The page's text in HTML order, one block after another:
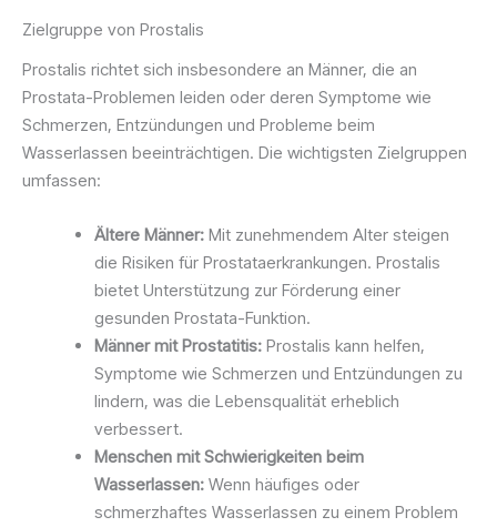
Zielgruppe von Prostalis
Prostalis richtet sich insbesondere an Männer, die an
Prostata-Problemen leiden oder deren Symptome wie
Schmerzen, Entzündungen und Probleme beim
Wasserlassen beeinträchtigen. Die wichtigsten Zielgruppen
umfassen:
Ältere Männer: Mit zunehmendem Alter steigen
die Risiken für Prostataerkrankungen. Prostalis
bietet Unterstützung zur Förderung einer
gesunden Prostata-Funktion.
Männer mit Prostatitis: Prostalis kann helfen,
Symptome wie Schmerzen und Entzündungen zu
lindern, was die Lebensqualität erheblich
verbessert.
Menschen mit Schwierigkeiten beim
Wasserlassen: Wenn häufiges oder
schmerzhaftes Wasserlassen zu einem Problem